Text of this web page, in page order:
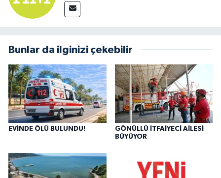
Bunlar da ilginizi çekebilir
EVİNDE ÖLÜ BULUNDU!
GÖNÜLLÜ İTFAİYECİ AİLESİ
BÜYÜYOR